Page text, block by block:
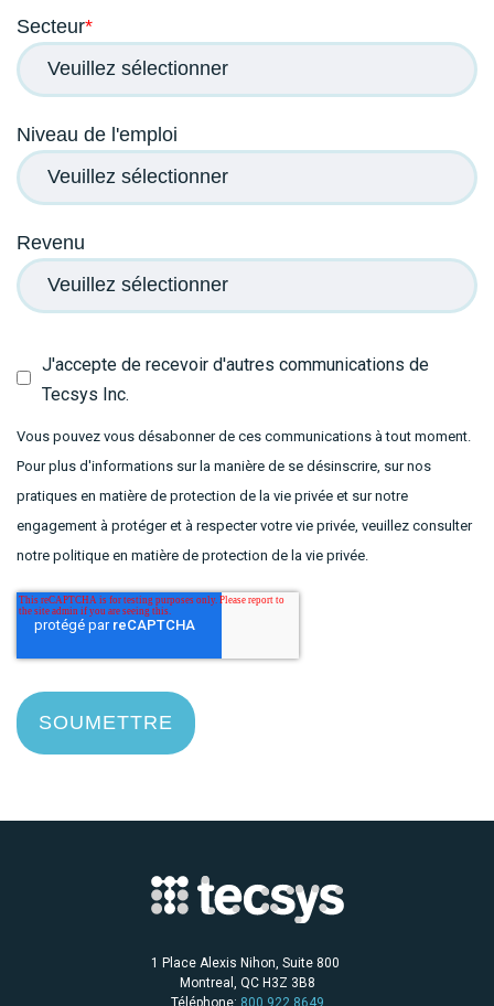
Secteur*
Niveau de l'emploi
Revenu
J'accepte de recevoir d'autres communications de
Tecsys Inc.
Vous pouvez vous désabonner de ces communications à tout moment.
Pour plus d'informations sur la manière de se désinscrire, sur nos
pratiques en matière de protection de la vie privée et sur notre
engagement à protéger et à respecter votre vie privée, veuillez consulter
notre politique en matière de protection de la vie privée.
1 Place Alexis Nihon, Suite 800
Montreal, QC H3Z 3B8
Téléphone: 800 922 8649